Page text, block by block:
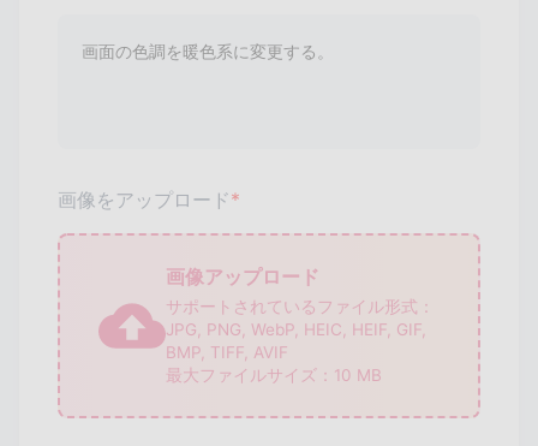
画像をアップロード
画像アップロード
サポートされているファイル形式：
JPG, PNG, WebP, HEIC, HEIF, GIF,
BMP, TIFF, AVIF
最大ファイルサイズ： 10 MB